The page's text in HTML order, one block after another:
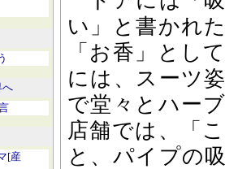
へ
[産
い」と書かれ
「お香」とし
には、スーツ
で堂々とハー
店舗では、「
と、パイプの